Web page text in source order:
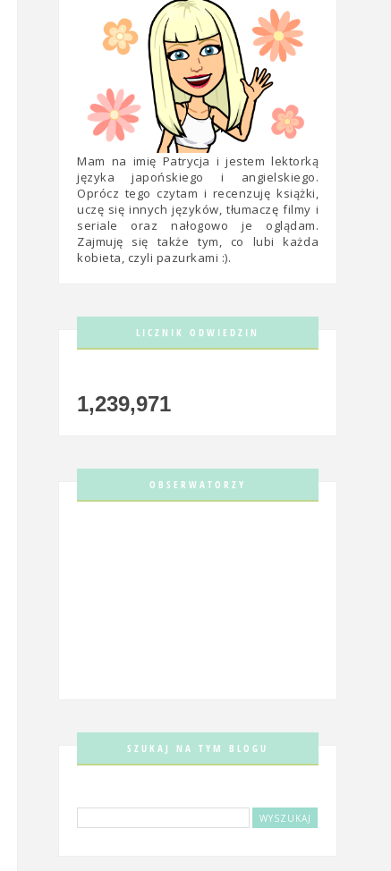
Mam na imię Patrycja i jestem lektorką
języka japońskiego i angielskiego.
Oprócz tego czytam i recenzuję książki,
uczę się innych języków, tłumaczę filmy i
seriale oraz nałogowo je oglądam.
Zajmuję się także tym, co lubi każda
kobieta, czyli pazurkami :).
LICZNIK ODWIEDZIN
1,239,971
OBSERWATORZY
SZUKAJ NA TYM BLOGU